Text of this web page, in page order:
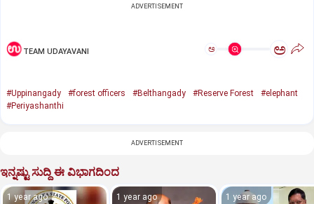
ADVERTISEMENT
TEAM UDAYAVANI ಅ ಅ
#Uppinangady #forest officers #Belthangady #Reserve Forest
#elephant
#Periyashanthi
ADVERTISEMENT
ಇನ್ನಷ್ಟು ಸುದ್ದಿ ಈ ವಿಭಾಗದಿಂದ
1 year ago 1 year ago 1 year ago